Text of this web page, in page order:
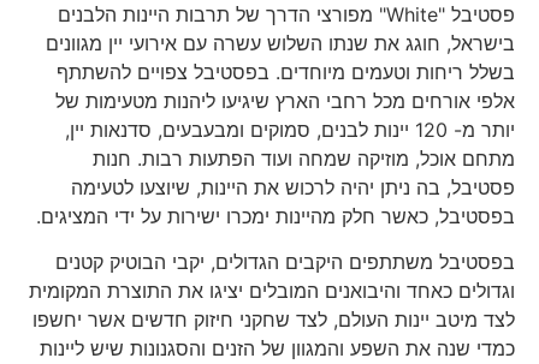
פסטיבל "White" מפורצי הדרך של תרבות היינות הלבנים
בישראל, חוגג את שנתו השלוש עשרה עם אירועי יין מגוונים
בשלל ריחות וטעמים מיוחדים. בפסטיבל צפויים להשתתף
אלפי אורחים מכל רחבי הארץ שיגיעו ליהנות מטעימות של
יותר מ- 120 יינות לבנים, סמוקים ומבעבעים, סדנאות יין,
מתחם אוכל, מוזיקה שמחה ועוד הפתעות רבות. חנות
פסטיבל, בה ניתן יהיה לרכוש את היינות, שיוצעו לטעימה
בפסטיבל, כאשר חלק מהיינות ימכרו ישירות על ידי המציגים.
בפסטיבל משתתפים היקבים הגדולים, יקבי הבוטיק קטנים
וגדולים כאחד והיבואנים המובלים יציגו את התוצרת המקומית
לצד מיטב יינות העולם, לצד שחקני חיזוק חדשים אשר יחשפו
כמדי שנה את השפע והמגוון של הזנים והסגנונות שיש ליינות